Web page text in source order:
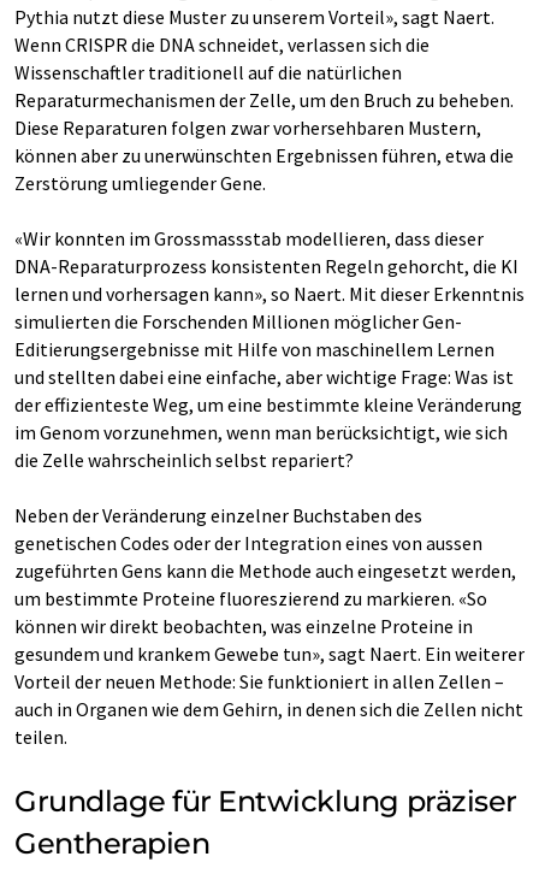
Pythia nutzt diese Muster zu unserem Vorteil», sagt Naert.
Wenn CRISPR die DNA schneidet, verlassen sich die
Wissenschaftler traditionell auf die natürlichen
Reparaturmechanismen der Zelle, um den Bruch zu beheben.
Diese Reparaturen folgen zwar vorhersehbaren Mustern,
können aber zu unerwünschten Ergebnissen führen, etwa die
Zerstörung umliegender Gene.
«Wir konnten im Grossmassstab modellieren, dass dieser
DNA-Reparaturprozess konsistenten Regeln gehorcht, die KI
lernen und vorhersagen kann», so Naert. Mit dieser Erkenntnis
simulierten die Forschenden Millionen möglicher Gen-
Editierungsergebnisse mit Hilfe von maschinellem Lernen
und stellten dabei eine einfache, aber wichtige Frage: Was ist
der effizienteste Weg, um eine bestimmte kleine Veränderung
im Genom vorzunehmen, wenn man berücksichtigt, wie sich
die Zelle wahrscheinlich selbst repariert?
Neben der Veränderung einzelner Buchstaben des
genetischen Codes oder der Integration eines von aussen
zugeführten Gens kann die Methode auch eingesetzt werden,
um bestimmte Proteine fluoreszierend zu markieren. «So
können wir direkt beobachten, was einzelne Proteine in
gesundem und krankem Gewebe tun», sagt Naert. Ein weiterer
Vorteil der neuen Methode: Sie funktioniert in allen Zellen –
auch in Organen wie dem Gehirn, in denen sich die Zellen nicht
teilen.
Grundlage für Entwicklung präziser
Gentherapien